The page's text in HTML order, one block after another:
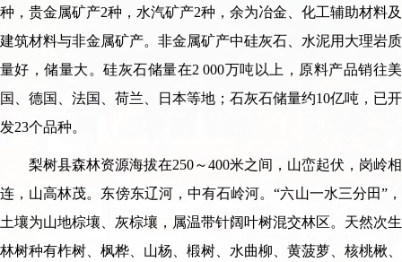
种，贵金属矿产2种，水汽矿产2种，余为冶金、化工辅助材料及
建筑材料与非金属矿产。非金属矿产中硅灰石、水泥用大理岩质
量好，储量大。硅灰石储量在2 000万吨以上，原料产品销往美
国、德国、法国、荷兰、日本等地；石灰石储量约10亿吨，已开
发23个品种。
梨树县森林资源海拔在250～400米之间，山峦起伏，岗岭相
连，山高林茂。东傍东辽河，中有石岭河。“六山一水三分田”，
土壤为山地棕壤、灰棕壤，属温带针阔叶树混交林区。天然次生
林树种有柞树、枫桦、山杨、椴树、水曲柳、黄菠萝、核桃楸、